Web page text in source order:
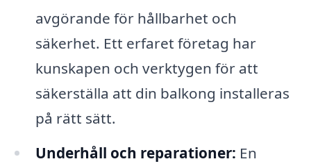
avgörande för hållbarhet och
säkerhet. Ett erfaret företag har
kunskapen och verktygen för att
säkerställa att din balkong installeras
på rätt sätt.
Underhåll och reparationer: En